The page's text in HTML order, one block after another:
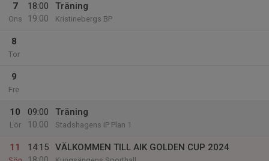
7
Ons
18:00
19:00
Träning
Kristinebergs BP
8
Tor
9
Fre
10
Lör
09:00
10:00
Träning
Stadshagens IP Plan 1
11
14:15
VÄLKOMMEN TILL AIK GOLDEN CUP 2024